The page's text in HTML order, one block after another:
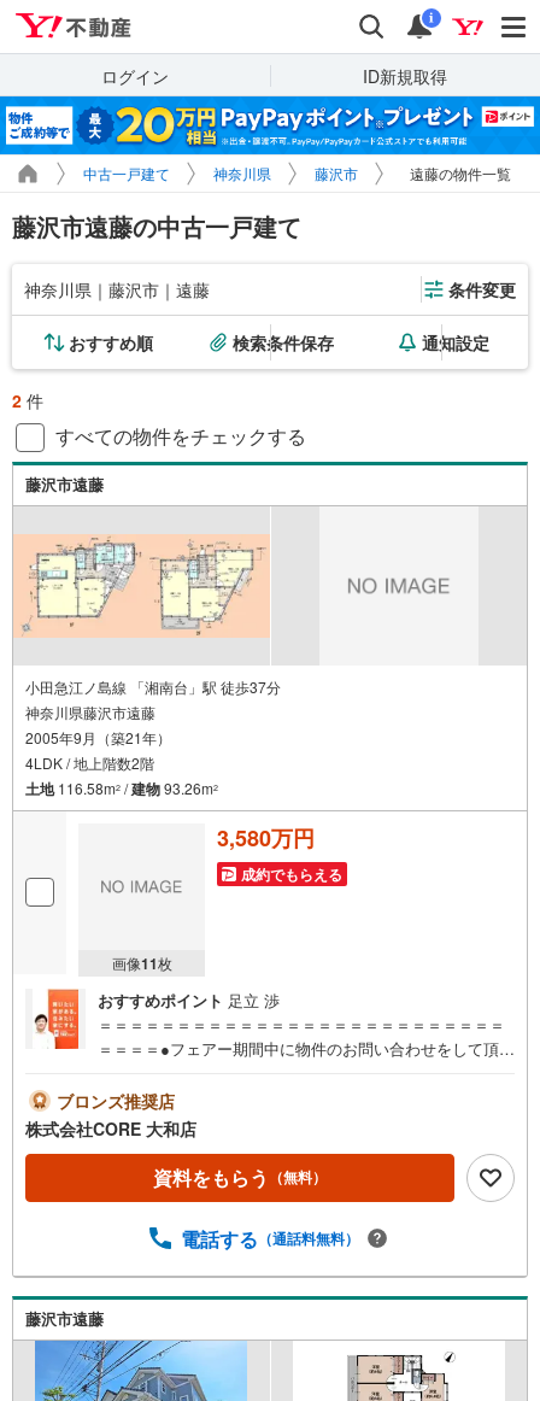
検索 通知
i
ログイン ID新規取得
中古一戸建て 神奈川県 藤沢市 遠藤の物件一覧
藤沢市遠藤の中古一戸建て
神奈川県｜藤沢市｜遠藤 条件変更
おすすめ順 検索条件保存 通知設定
2 件
すべての物件をチェックする
藤沢市遠藤
小田急江ノ島線 「湘南台」駅 徒歩37分
神奈川県藤沢市遠藤
2005年9月（築21年）
4LDK / 地上階数2階
土地116.58m2 /建物93.26m2
画像11枚
3,580万円
成約でもらえる
おすすめポイント 足立 渉
＝＝＝＝＝＝＝＝＝＝＝＝＝＝＝＝＝＝＝＝＝＝＝＝＝＝
＝＝＝＝●フェアー期間中に物件のお問い合わせをして頂い
加して頂いたお客様にはギフトカード4000円分プレゼント
♪合計5000円分プレゼント♪お得に不動産を探しましょう♪
（お名前・ご住所・お ・メールアドレス必須）※詳細は当
社営業スタッフまでお問い合わせください。【営業時間 9:
30-20:00】年中無休（※年末年始除く）上記時間はお電話が
い！現地を見学される場合は「室内・現地を見学する（無
＝＝＝＝＝＝＝＝＝＝＝＝＝＝＝＝＝
ブロンズ推奨店
株式会社CORE 大和店
資料をもらう （無料）
電話する （通話料無料）
藤沢市遠藤